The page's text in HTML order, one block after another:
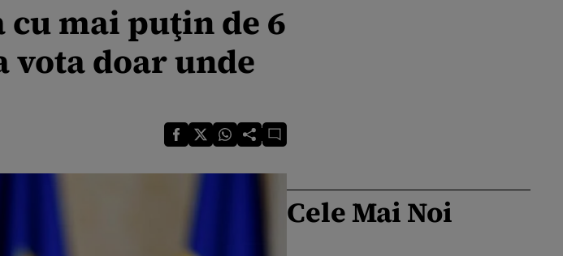
cu mai puţin de 6
doar unde
Cele Mai Noi